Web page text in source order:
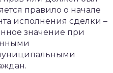
правило о начале
исполнения сделки –
значение при